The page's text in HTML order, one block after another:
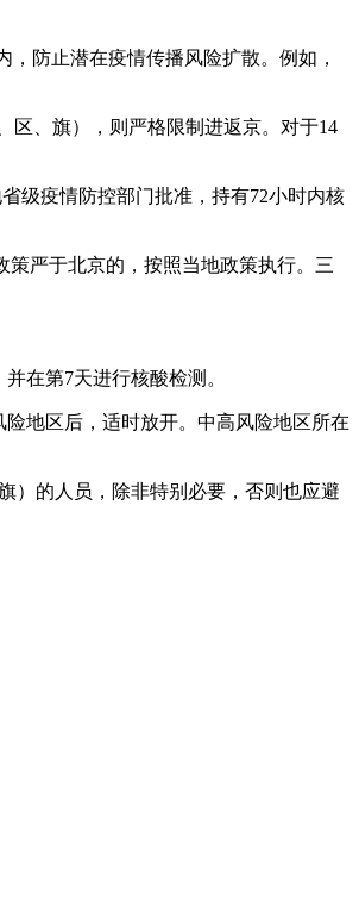
防止潜在疫情传播风险扩散。例如，
区、旗），则严格限制进返京。对于14
级疫情防控部门批准，持有72小时内核
策严于北京的，按照当地政策执行。三
在第7天进行核酸检测。
地区后，适时放开。中高风险地区所在
）的人员，除非特别必要，否则也应避